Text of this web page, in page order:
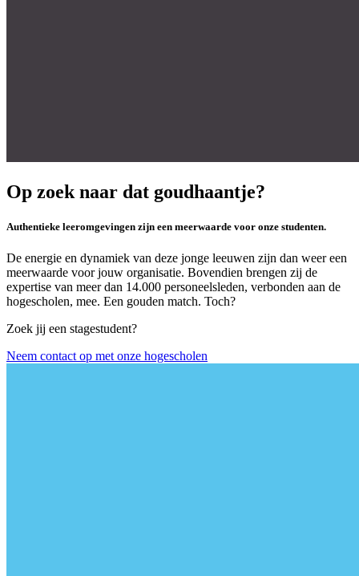
Op zoek naar dat goudhaantje?
Authentieke leeromgevingen zijn een meerwaarde voor onze studenten.
De energie en dynamiek van deze jonge leeuwen zijn dan weer een
meerwaarde voor jouw organisatie. Bovendien brengen zij de
expertise van meer dan 14.000 personeelsleden, verbonden aan de
hogescholen, mee. Een gouden match. Toch?
Zoek jij een stagestudent?
Neem contact op met onze hogescholen